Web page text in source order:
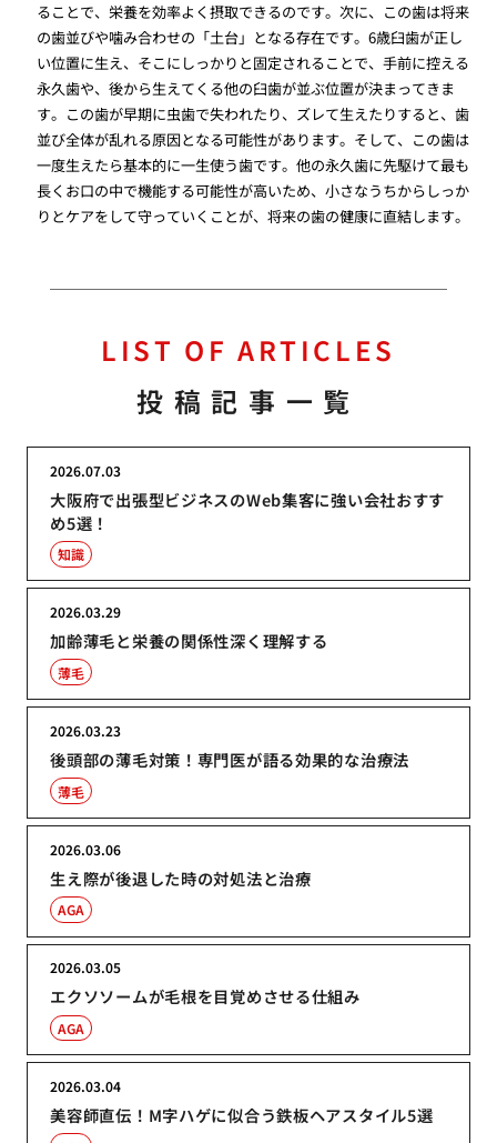
ることで、栄養を効率よく摂取できるのです。次に、この歯は将来
の歯並びや噛み合わせの「土台」となる存在です。6歳臼歯が正し
い位置に生え、そこにしっかりと固定されることで、手前に控える
永久歯や、後から生えてくる他の臼歯が並ぶ位置が決まってきま
す。この歯が早期に虫歯で失われたり、ズレて生えたりすると、歯
並び全体が乱れる原因となる可能性があります。そして、この歯は
一度生えたら基本的に一生使う歯です。他の永久歯に先駆けて最も
長くお口の中で機能する可能性が高いため、小さなうちからしっか
りとケアをして守っていくことが、将来の歯の健康に直結します。
LIST OF ARTICLES
投稿記事一覧
大阪府で出張型ビジネスのWeb集客に強い会社おすす
め5選！
2026.07.03
知識
加齢薄毛と栄養の関係性深く理解する
2026.03.29
薄毛
後頭部の薄毛対策！専門医が語る効果的な治療法
2026.03.23
薄毛
生え際が後退した時の対処法と治療
2026.03.06
AGA
エクソソームが毛根を目覚めさせる仕組み
2026.03.05
AGA
美容師直伝！M字ハゲに似合う鉄板ヘアスタイル5選
2026.03.04